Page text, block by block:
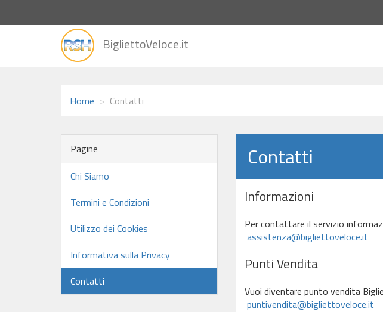
alla
BigliettoVeloce.it
Home Contatti
Pagine
Chi Siamo
Termini e Condizioni
Utilizzo dei Cookies
Informativa sulla Privacy
Contatti
Contatti
Informazioni
Per contattare il servizio
assistenza@bigliettoveloce.it
Punti Vendita
Vuoi diventare punto vendita
puntivendita@bigliettoveloce.it